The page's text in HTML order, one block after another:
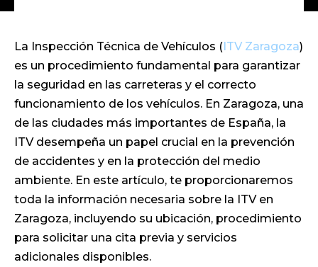
La Inspección Técnica de Vehículos (ITV Zaragoza)
es un procedimiento fundamental para garantizar
la seguridad en las carreteras y el correcto
funcionamiento de los vehículos. En Zaragoza, una
de las ciudades más importantes de España, la
ITV desempeña un papel crucial en la prevención
de accidentes y en la protección del medio
ambiente. En este artículo, te proporcionaremos
toda la información necesaria sobre la ITV en
Zaragoza, incluyendo su ubicación, procedimiento
para solicitar una cita previa y servicios
adicionales disponibles.